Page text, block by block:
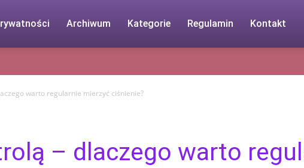
Archiwum Kategorie Regulamin Kontakt
warto regularnie mierzyć ciśnienie?
– dlaczego warto